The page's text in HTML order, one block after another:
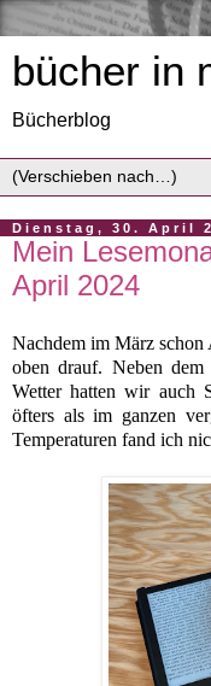
bücher in
Bücherblog
Dienstag, 30. April
Mein
April 2024
Nachdem im März schon
oben drauf. Neben
Wetter hatten wir auch
öfters als im ganzen
Temperaturen fand ich